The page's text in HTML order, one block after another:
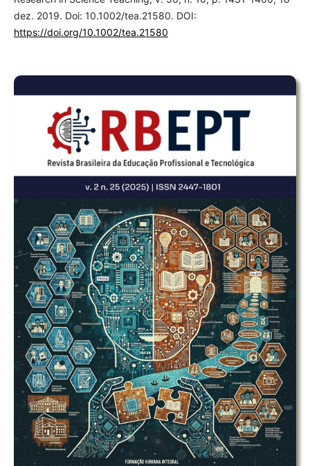
dez. 2019. Doi: 10.1002/tea.21580. DOI:
https://doi.org/10.1002/tea.21580